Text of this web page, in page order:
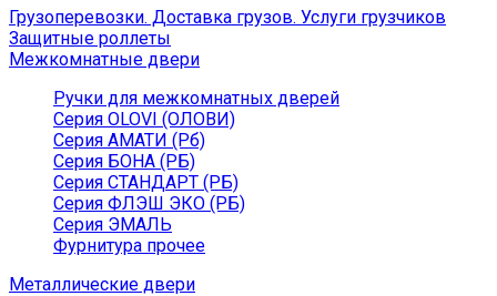
Грузоперевозки. Доставка грузов. Услуги грузчиков
Защитные роллеты
Межкомнатные двери
Ручки для межкомнатных дверей
Серия OLOVI (ОЛОВИ)
Серия АМАТИ (Рб)
Серия БОНА (РБ)
Серия СТАНДАРТ (РБ)
Серия ФЛЭШ ЭКО (РБ)
Серия ЭМАЛЬ
Фурнитура прочее
Металлические двери